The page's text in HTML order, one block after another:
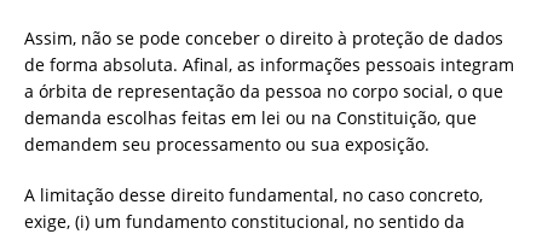
Assim, não se pode conceber o direito à proteção de dados
de forma absoluta. Afinal, as informações pessoais integram
a órbita de representação da pessoa no corpo social, o que
demanda escolhas feitas em lei ou na Constituição, que
demandem seu processamento ou sua exposição.
A limitação desse direito fundamental, no caso concreto,
exige, (i) um fundamento constitucional, no sentido da